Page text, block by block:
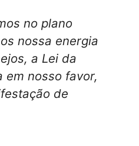
no plano
nossa energia
a Lei da
em nosso favor,
de